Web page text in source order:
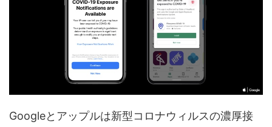
Googleとアップルは新型コロナウィルスの濃厚接